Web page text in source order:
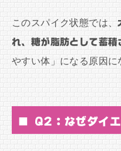
このスパイク状態では、
れ、糖が脂肪として蓄積
やすい体」になる原因に
■ Q2：なぜダイエ